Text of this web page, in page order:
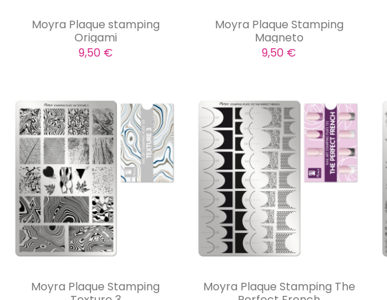
Moyra Plaque stamping
Origami
9,50 €
Moyra Plaque Stamping
Magneto
9,50 €
Moyra Plaque Stamping
Moyra Plaque Stamping The